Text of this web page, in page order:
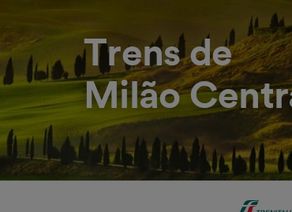
Trens de
Milão